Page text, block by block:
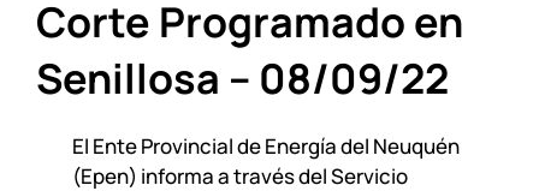
Corte Programado en
Senillosa – 08/09/22
El Ente Provincial de Energía del Neuquén
(Epen) informa a través del Servicio